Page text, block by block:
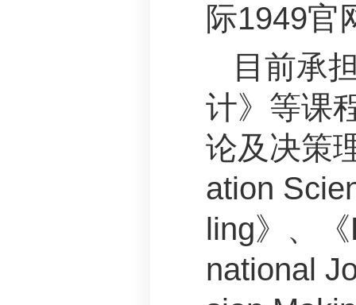
际1949官
目前承
计》等课
论及决策
ation
ling》、《
national